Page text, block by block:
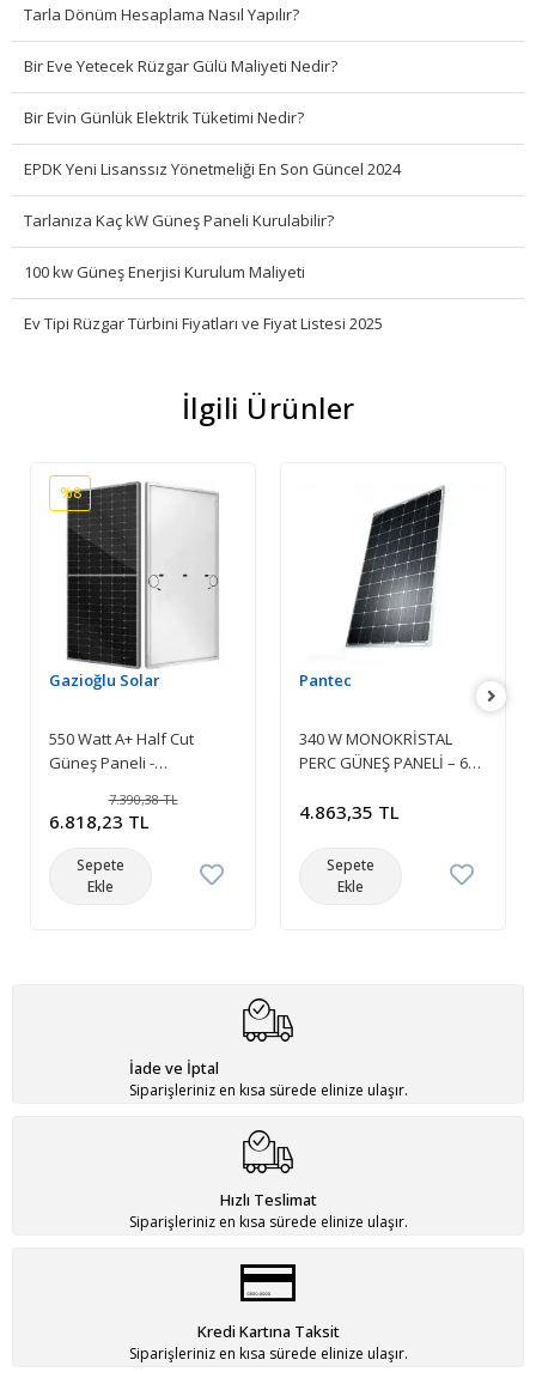
Tarla Dönüm Hesaplama Nasıl Yapılır?
Bir Eve Yetecek Rüzgar Gülü Maliyeti Nedir?
Bir Evin Günlük Elektrik Tüketimi Nedir?
EPDK Yeni Lisanssız Yönetmeliği En Son Güncel 2024
Tarlanıza Kaç kW Güneş Paneli Kurulabilir?
100 kw Güneş Enerjisi Kurulum Maliyeti
Ev Tipi Rüzgar Türbini Fiyatları ve Fiyat Listesi 2025
İlgili Ürünler
Gazioğlu Solar
550 Watt A+ Half Cut
Güneş Paneli -
%8
7.390,38 TL
6.818,23 TL
Sepete
Ekle
Pantec
340 W MONOKRİSTAL
PERC GÜNEŞ PANELİ – 60
RİBON
4.863,35 TL
Sepete
Ekle
İade ve İptal
Siparişleriniz en kısa sürede elinize ulaşır.
Hızlı Teslimat
Siparişleriniz en kısa sürede elinize ulaşır.
Kredi Kartına Taksit
Siparişleriniz en kısa sürede elinize ulaşır.